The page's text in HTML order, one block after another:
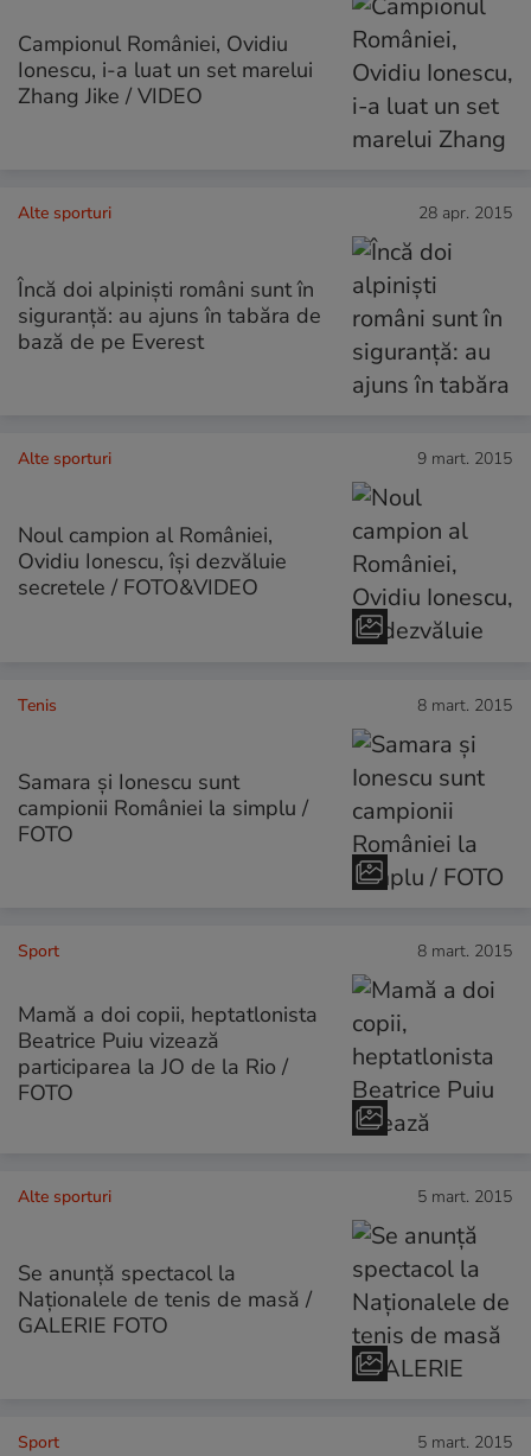
Campionul României, Ovidiu
Ionescu, i-a luat un set marelui
Zhang Jike / VIDEO
Alte sporturi 28 apr. 2015
Încă doi alpiniști români sunt în
siguranță: au ajuns în tabăra de
bază de pe Everest
Alte sporturi 9 mart. 2015
Noul campion al României,
Ovidiu Ionescu, îşi dezvăluie
secretele / FOTO&VIDEO
Tenis 8 mart. 2015
Samara şi Ionescu sunt
campionii României la simplu /
FOTO
Sport 8 mart. 2015
Mamă a doi copii, heptatlonista
Beatrice Puiu vizează
participarea la JO de la Rio /
FOTO
Alte sporturi 5 mart. 2015
Se anunță spectacol la
Naționalele de tenis de masă /
GALERIE FOTO
Sport 5 mart. 2015